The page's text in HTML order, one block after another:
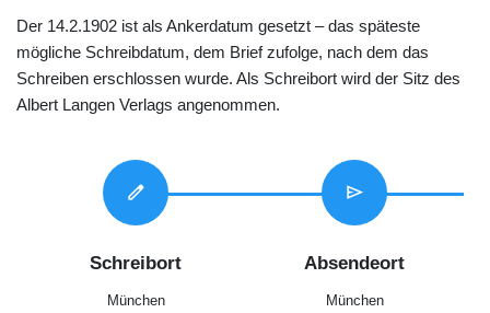
Der 14.2.1902 ist als Ankerdatum gesetzt – das späteste
mögliche Schreibdatum, dem Brief zufolge, nach dem das
Schreiben erschlossen wurde. Als Schreibort wird der Sitz des
Albert Langen Verlags angenommen.
edit
Schreibort
München
send
Absendeort
München